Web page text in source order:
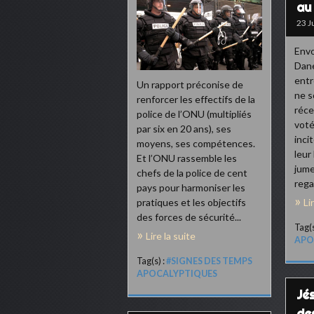
Un rapport préconise de
renforcer les effectifs de la
police de l’ONU (multipliés
par six en 20 ans), ses
moyens, ses compétences.
Et l’ONU rassemble les
chefs de la police de cent
pays pour harmoniser les
pratiques et les objectifs
des forces de sécurité...
Lire la suite
Tag(s) :#SIGNES DES TEMPS
APOCALYPTIQUES
23
ne
leur